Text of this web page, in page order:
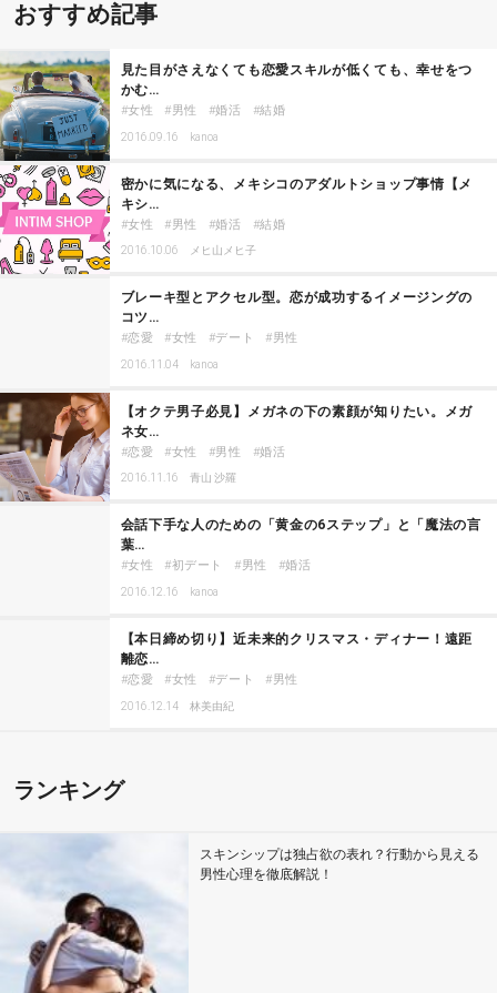
おすすめ記事
見た目がさえなくても恋愛スキルが低くても、幸せをつ
かむ…
女性 男性 婚活 結婚
2016.09.16 kanoa
密かに気になる、メキシコのアダルトショップ事情【メ
キシ…
女性 男性 婚活 結婚
2016.10.06 メヒ山メヒ子
ブレーキ型とアクセル型。恋が成功するイメージングの
コツ…
恋愛 女性 デート 男性
2016.11.04 kanoa
【オクテ男子必見】メガネの下の素顔が知りたい。メガ
ネ女…
恋愛 女性 男性 婚活
2016.11.16 青山 沙羅
会話下手な人のための「黄金の6ステップ」と「魔法の言
葉…
女性 初デート 男性 婚活
2016.12.16 kanoa
【本日締め切り】近未来的クリスマス・ディナー！遠距
離恋…
恋愛 女性 デート 男性
2016.12.14 林美由紀
ランキング
スキンシップは独占欲の表れ？行動から見える
男性心理を徹底解説！